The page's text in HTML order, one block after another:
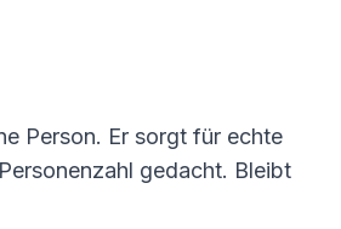
Person. Er sorgt für echte
gedacht. Bleibt